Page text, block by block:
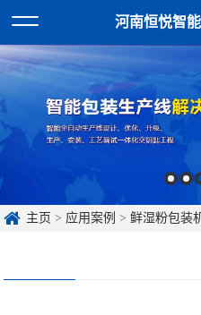
河南恒悦智
主页 > 应用案例 >鲜湿粉包装